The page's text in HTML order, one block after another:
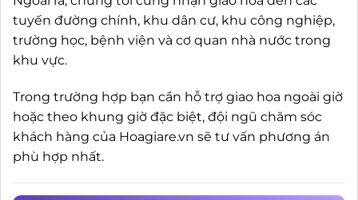
tuyến đường chính, khu dân cư, khu công nghiệp,
trường học, bệnh viện và cơ quan nhà nước trong
khu vực.
Trong trường hợp bạn cần hỗ trợ giao hoa ngoài giờ
hoặc theo khung giờ đặc biệt, đội ngũ chăm sóc
khách hàng của Hoagiare.vn sẽ tư vấn phương án
phù hợp nhất.